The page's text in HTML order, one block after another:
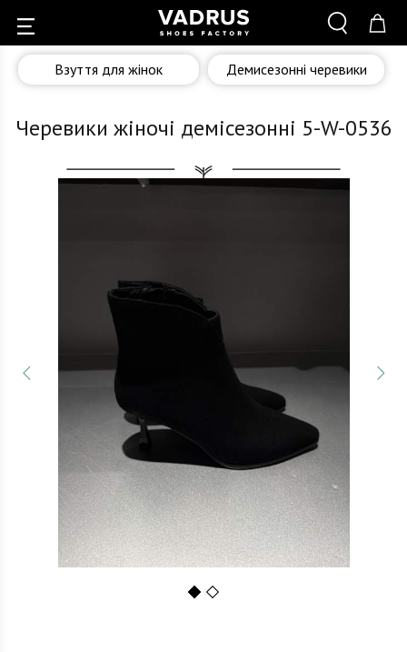
Взуття для жінок Демисезонні черевики
Черевики жіночі демісезонні 5-W-0536
12